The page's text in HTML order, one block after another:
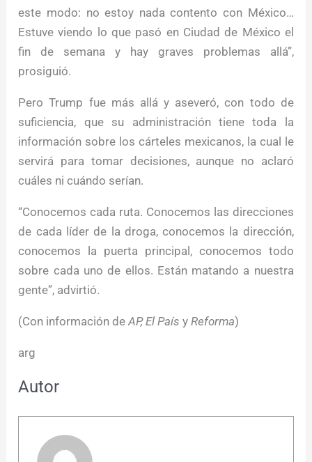
este modo: no estoy nada contento con México…
Estuve viendo lo que pasó en Ciudad de México el
fin de semana y hay graves problemas allá”,
prosiguió.
Pero Trump fue más allá y aseveró, con todo de
suficiencia, que su administración tiene toda la
información sobre los cárteles mexicanos, la cual le
servirá para tomar decisiones, aunque no aclaró
cuáles ni cuándo serían.
“Conocemos cada ruta. Conocemos las direcciones
de cada líder de la droga, conocemos la dirección,
conocemos la puerta principal, conocemos todo
sobre cada uno de ellos. Están matando a nuestra
gente”, advirtió.
(Con información deAP, El País yReforma)
arg
Autor